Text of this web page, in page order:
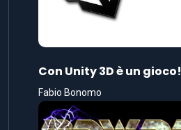
Con Unity 3D è un gioco!
Fabio Bonomo